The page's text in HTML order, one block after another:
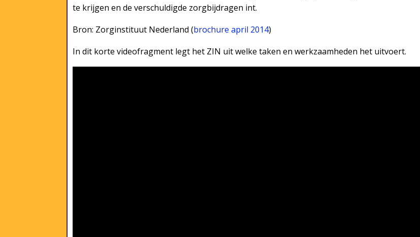
te krijgen en de verschuldigde zorgbijdragen int.
Bron: Zorginstituut Nederland (brochure april 2014)
In dit korte videofragment legt het ZIN uit welke taken en werkzaamheden het uitvoert.